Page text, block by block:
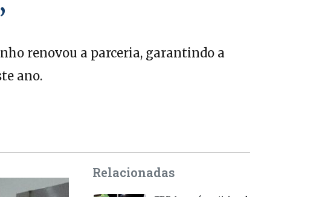
renovou a parceria, garantindo a
ano.
Relacionadas